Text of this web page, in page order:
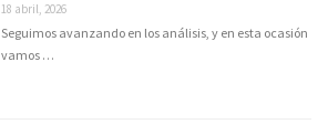
18 abril, 2026
Seguimos avanzando en los análisis, y en esta ocasión
vamos …